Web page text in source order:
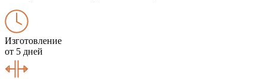
Изготовление
от 5 дней